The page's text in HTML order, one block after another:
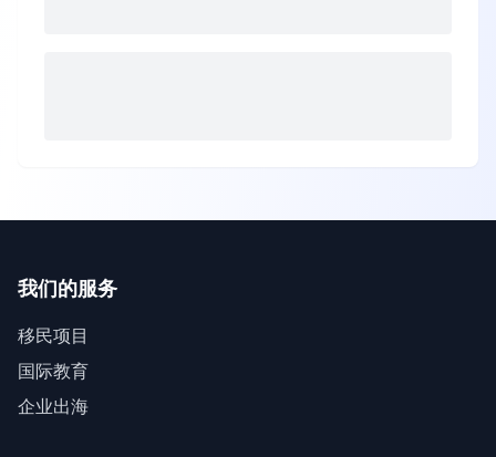
我们的服务
移民项目
国际教育
企业出海